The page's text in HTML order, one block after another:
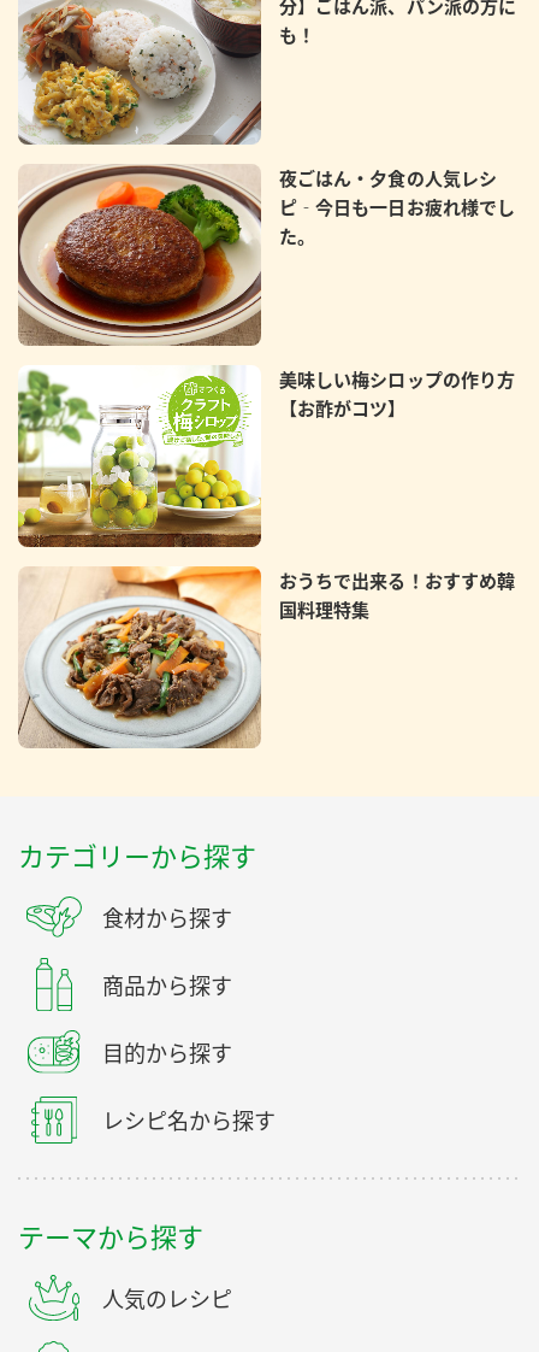
分】ごはん派、パン派の方に
も！
夜ごはん・夕食の人気レシ
ピ‐今日も一日お疲れ様でし
た。
美味しい梅シロップの作り方
【お酢がコツ】
おうちで出来る！おすすめ韓
国料理特集
カテゴリーから探す
食材から探す
商品から探す
目的から探す
レシピ名から探す
テーマから探す
人気のレシピ